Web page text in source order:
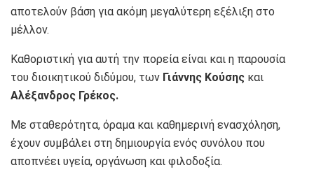
αποτελούν βάση για ακόμη μεγαλύτερη εξέλιξη στο
μέλλον.
Καθοριστική για αυτή την πορεία είναι και η παρουσία
του διοικητικού διδύμου, των Γιάννης Κούσης και
Αλέξανδρος Γρέκος.
Με σταθερότητα, όραμα και καθημερινή ενασχόληση,
έχουν συμβάλει στη δημιουργία ενός συνόλου που
αποπνέει υγεία, οργάνωση και φιλοδοξία.